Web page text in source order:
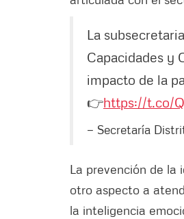
La
Capacidades y
impacto de la
👉https://t.co/
— Secretaría
La prevención de la
otro aspecto a
la inteligencia